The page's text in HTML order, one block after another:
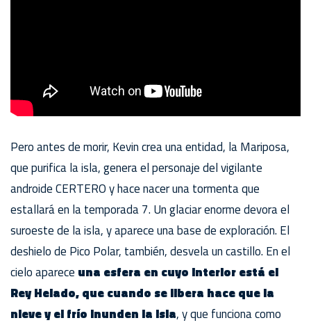
Pero antes de morir, Kevin crea una entidad, la Mariposa,
que purifica la isla, genera el personaje del vigilante
androide CERTERO y hace nacer una tormenta que
estallará en la temporada 7. Un glaciar enorme devora el
suroeste de la isla, y aparece una base de exploración. El
deshielo de Pico Polar, también, desvela un castillo. En el
cielo aparece una esfera en cuyo interior está el
Rey Helado, que cuando se libera hace que la
nieve y el frío inunden la isla, y que funciona como